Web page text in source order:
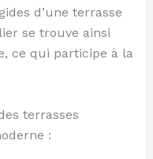
d’une terrasse
se trouve ainsi
ce qui participe à la
terrasses
: